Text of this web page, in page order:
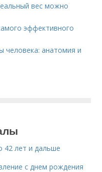
вес можно
эффективного
человека: анатомия и
42 лет и дальше
с днем рождения